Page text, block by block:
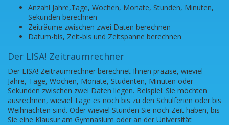
Anzahl Jahre,Tage, Wochen, Monate, Stunden, Minuten,
Sekunden berechnen
Zeiträume zwischen zwei Daten berechnen
Datum-bis, Zeit-bis und Zeitspanne berechnen
Der LISA! Zeitraumrechner
Der LISA! Zeitraumrechner berechnet Ihnen präzise, wieviel
Jahre, Tage, Wochen, Monate, Studenten, Minuten oder
Sekunden zwischen zwei Daten liegen. Beispiel: Sie möchten
ausrechnen, wieviel Tage es noch bis zu den Schulferien oder bis
Weihnachten sind. Oder wieviel Stunden Sie noch Zeit haben, bis
Sie eine Klausur am Gymnasium oder an der Universität